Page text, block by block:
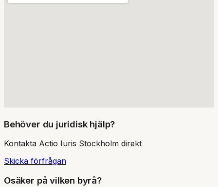
Behöver du juridisk hjälp?
Kontakta Actio Iuris Stockholm direkt
Skicka förfrågan
Osäker på vilken byrå?